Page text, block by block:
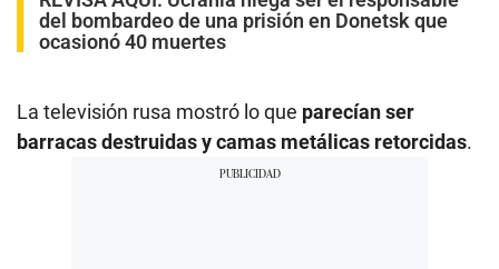
del bombardeo de una prisión en Donetsk que
ocasionó 40 muertes
La televisión rusa mostró lo que parecían ser
barracas destruidas y camas metálicas retorcidas.